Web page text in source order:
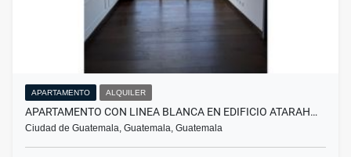
APARTAMENTO ALQUILER
APARTAMENTO CON LINEA BLANCA EN EDIFICIO ATARAH…
Ciudad de Guatemala, Guatemala, Guatemala